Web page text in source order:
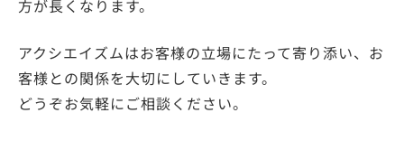
方が長くなります。
アクシエイズムはお客様の立場にたって寄り添い、お
客様との関係を大切にしていきます。
どうぞお気軽にご相談ください。